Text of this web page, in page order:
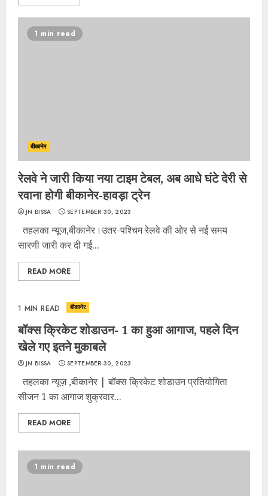
1 min read
बीकानेर
रेलवे ने जारी किया नया टाइम टेबल, अब आधे घंटे देरी से
रवाना होगी बीकानेर-हावड़ा ट्रेन
JN BISSA SEPTEMBER 30, 2023
तहलका न्यूज,बीकानेर।उतर-पश्चिम रेलवे की ओर से नई समय
सारणी जारी कर दी गई...
READ MORE
1 MIN READ बीकानेर
बॉक्स क्रिकेट शोडाउन- 1 का हुआ आगाज, पहले दिन
खेले गए इतने मुकाबले
JN BISSA SEPTEMBER 30, 2023
तहलका न्यूज़ ,बीकानेर | बॉक्स क्रिकेट शोडाउन प्रतियोगिता
सीजन 1 का आगाज शुक्रवार...
READ MORE
1 min read